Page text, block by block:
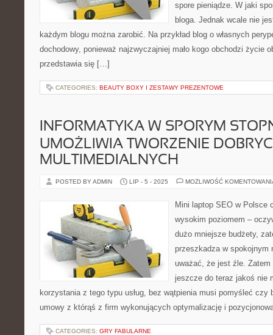
spore pieniądze. W jaki
bloga. Jednak wcale nie
każdym blogu można zarobić. Na przykład blog o własnych
dochodowy, ponieważ najzwyczajniej mało kogo obchodzi życie
przedstawia się […]
CATEGORIES: BEAUTY BOXY I ZESTAWY PREZENTOWE
INFORMATYKA W SPORYM
UMOŻLIWIA TWORZENIE
MULTIMEDIALNYCH
POSTED BY ADMIN LIP - 5 - 2025 MOŻLIWOŚĆ
Mini laptop SEO w Polsce
wysokim poziomem –
dużo mniejsze budżety,
przeszkadza w spokojnym
uważać, że jest źle.
jeszcze do teraz jakoś nie
korzystania z tego typu usług, bez wątpienia musi pomyśleć czy
umowy z którąś z firm wykonujących optymalizację i
CATEGORIES: GRY FABULARNE